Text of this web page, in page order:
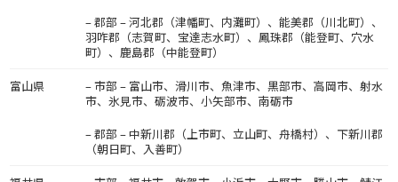
– 郡部 – 河北郡（津幡町、内灘町）、能美郡（川北町）、
羽咋郡（志賀町、宝達志水町）、鳳珠郡（能登町、穴水
町）、鹿島郡（中能登町）
富山県
– 市部 – 富山市、滑川市、魚津市、黒部市、高岡市、射水
市、氷見市、砺波市、小矢部市、南砺市
– 郡部 – 中新川郡（上市町、立山町、舟橋村）、下新川郡
（朝日町、入善町）